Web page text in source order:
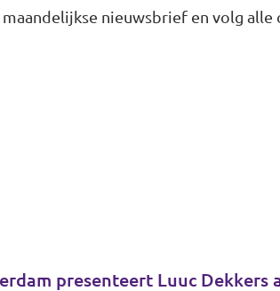
nieuwsbrief en volg
presenteert Luuc